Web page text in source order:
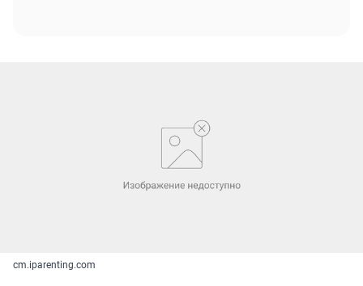
cm.iparenting.com